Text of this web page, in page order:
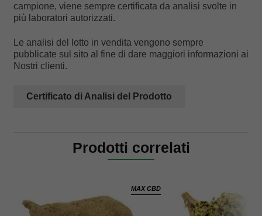
campione, viene sempre certificata da analisi svolte in
più laboratori autorizzati.
Le analisi del lotto in vendita vengono sempre
pubblicate sul sito al fine di dare maggiori informazioni ai
Nostri clienti.
Certificato di Analisi del Prodotto
Prodotti correlati
MAX CBD